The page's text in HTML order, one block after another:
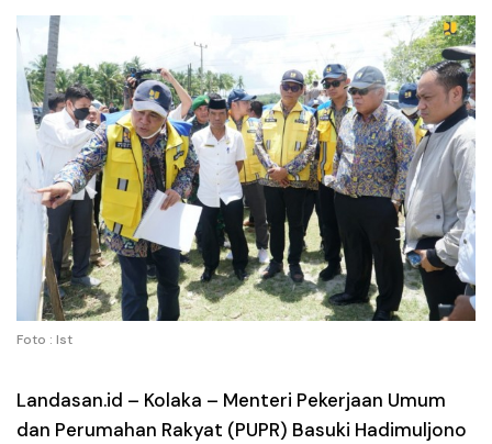
Foto : Ist
Landasan.id – Kolaka – Menteri Pekerjaan Umum
dan Perumahan Rakyat (PUPR) Basuki Hadimuljono